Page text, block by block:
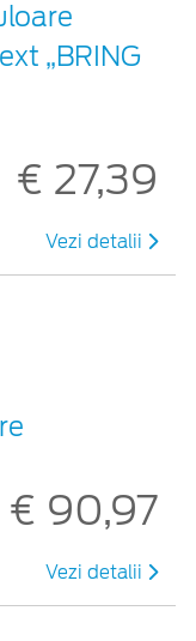
„BRING
€ 27,39
Vezi detalii
€ 90,97
Vezi detalii